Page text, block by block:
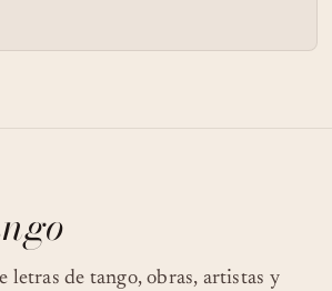
letras de tango, obras, artistas y